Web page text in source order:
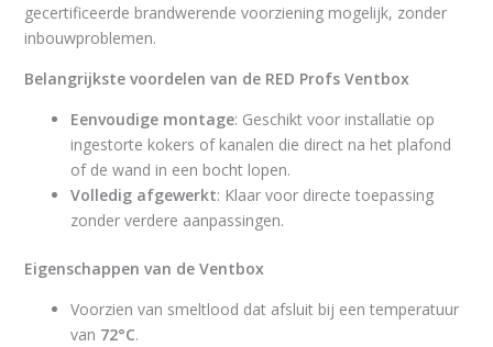
gecertificeerde brandwerende voorziening mogelijk, zonder
inbouwproblemen.
Belangrijkste voordelen van de RED Profs Ventbox
Eenvoudige montage: Geschikt voor installatie op
ingestorte kokers of kanalen die direct na het plafond
of de wand in een bocht lopen.
Volledig afgewerkt: Klaar voor directe toepassing
zonder verdere aanpassingen.
Eigenschappen van de Ventbox
Voorzien van smeltlood dat afsluit bij een temperatuur
van 72°C.